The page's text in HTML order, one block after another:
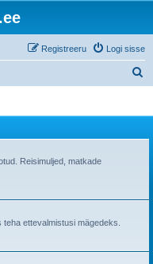
Logi sisse
Registreeru
Reisimuljed, matkade
ettevalmistusi mägedeks.